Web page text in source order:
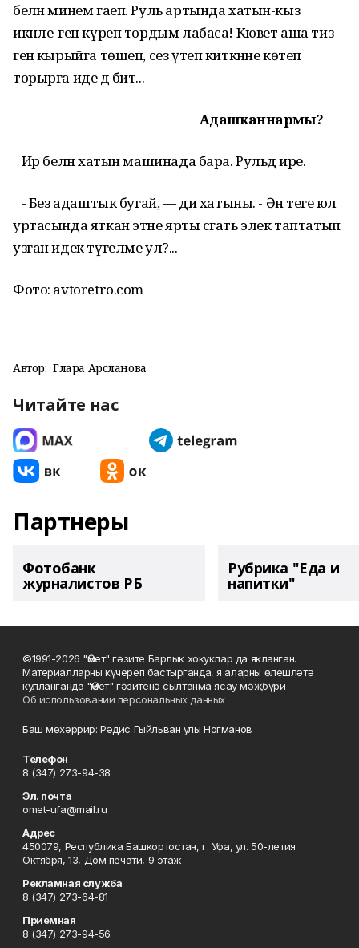
белән минем гаеп. Руль артында хатын-кыз
икәнле-ген күреп тордым лабаса! Кювет аша тиз
генә кырыйга төшеп, сез үтеп киткәнне көтеп
торырга иде дә бит...
Адашканнармы?
Ир белән хатын машинада бара. Рульдә ире.
- Без адаштык бугай, — ди хатыны. - Әнә теге юл
уртасында яткан этне ярты сәгать элек таптатып
узган идек түгелме ул?...
Фото: avtoretro.com
Автор: Гөлара Арсланова
Читайте нас
Партнеры
Фотобанк
журналистов РБ
Рубрика "Еда и
напитки"
©1991-2026 "Өмет" гәзите Барлык хокуклар да якланган.
Материалларны күчереп бастырганда, я аларны өлешләтә
кулланганда "Өмет" гәзитенә сылтанма ясау мәҗбүри
Об использовании персональных данных
Баш мөхәррир: Рәдис Гыйльван улы Ногманов
Телефон
8 (347) 273-94-38
Эл. почта
omet-ufa@mail.ru
Адрес
450079, Республика Башкортостан, г. Уфа, ул. 50-летия
Октября, 13, Дом печати, 9 этаж
Рекламная служба
8 (347) 273-64-81
Приемная
8 (347) 273-94-56